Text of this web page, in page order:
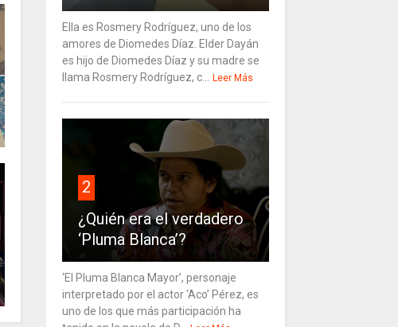
Ella es Rosmery Rodríguez, uno de los
amores de Diomedes Díaz. Elder Dayán
es hijo de Diomedes Díaz y su madre se
llama Rosmery Rodríguez, c... Leer Más
2
¿Quién era el verdadero
‘Pluma Blanca’?
‘El Pluma Blanca Mayor’, personaje
interpretado por el actor ‘Aco’ Pérez, es
uno de los que más participación ha